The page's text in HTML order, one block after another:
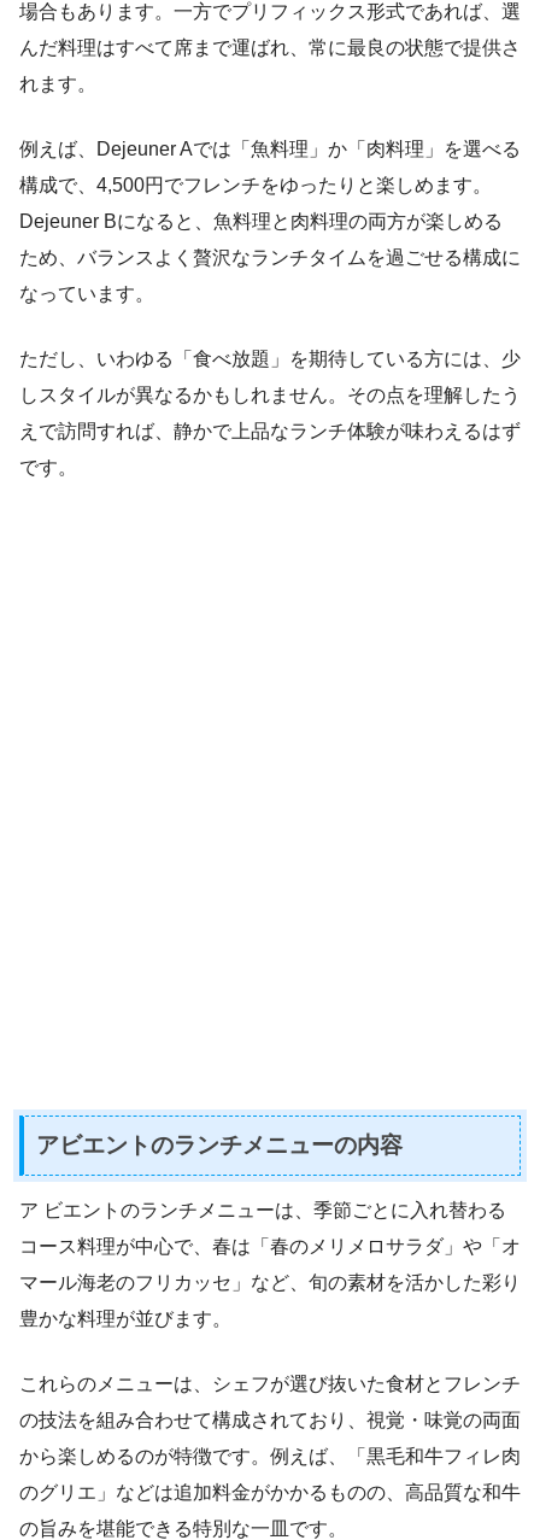
場合もあります。一方でプリフィックス形式であれば、選
んだ料理はすべて席まで運ばれ、常に最良の状態で提供さ
れます。
例えば、Dejeuner Aでは「魚料理」か「肉料理」を選べる
構成で、4,500円でフレンチをゆったりと楽しめます。
Dejeuner Bになると、魚料理と肉料理の両方が楽しめる
ため、バランスよく贅沢なランチタイムを過ごせる構成に
なっています。
ただし、いわゆる「食べ放題」を期待している方には、少
しスタイルが異なるかもしれません。その点を理解したう
えで訪問すれば、静かで上品なランチ体験が味わえるはず
です。
アビエントのランチメニューの内容
ア ビエントのランチメニューは、季節ごとに入れ替わる
コース料理が中心で、春は「春のメリメロサラダ」や「オ
マール海老のフリカッセ」など、旬の素材を活かした彩り
豊かな料理が並びます。
これらのメニューは、シェフが選び抜いた食材とフレンチ
の技法を組み合わせて構成されており、視覚・味覚の両面
から楽しめるのが特徴です。例えば、「黒毛和牛フィレ肉
のグリエ」などは追加料金がかかるものの、高品質な和牛
の旨みを堪能できる特別な一皿です。